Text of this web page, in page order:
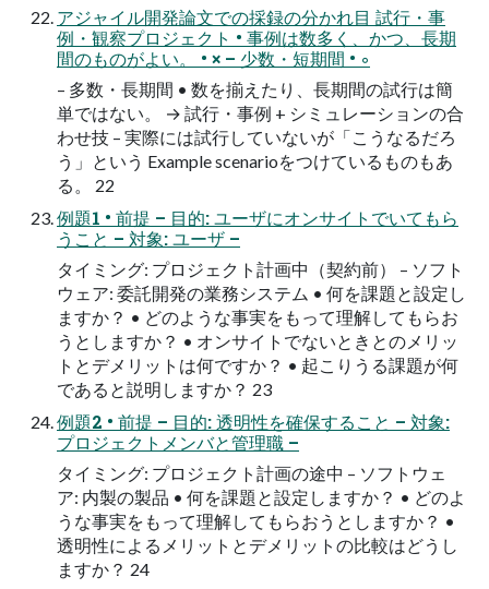
アジャイル開発論文での採録の分かれ目 試行・事
例・観察プロジェクト • 事例は数多く、かつ、長期
間のものがよい。 • × – 少数・短期間 • ◦
– 多数・長期間 • 数を揃えたり、長期間の試行は簡
単ではない。 → 試行・事例 + シミュレーションの合
わせ技 – 実際には試行していないが「こうなるだろ
う」という Example scenarioをつけているものもあ
る。 22
例題1 • 前提 – 目的: ユーザにオンサイトでいてもら
うこと – 対象: ユーザ –
タイミング: プロジェクト計画中（契約前） – ソフト
ウェア: 委託開発の業務システム • 何を課題と設定し
ますか？ • どのような事実をもって理解してもらお
うとしますか？ • オンサイトでないときとのメリッ
トとデメリットは何ですか？ • 起こりうる課題が何
であると説明しますか？ 23
例題2 • 前提 – 目的: 透明性を確保すること – 対象:
プロジェクトメンバと管理職 –
タイミング: プロジェクト計画の途中 – ソフトウェ
ア: 内製の製品 • 何を課題と設定しますか？ • どのよ
うな事実をもって理解してもらおうとしますか？ •
透明性によるメリットとデメリットの比較はどうし
ますか？ 24